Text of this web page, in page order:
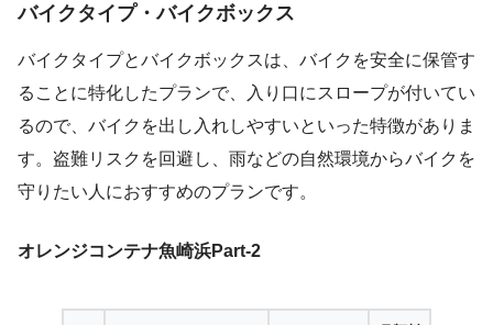
バイクタイプ・バイクボックス
バイクタイプとバイクボックスは、バイクを安全に保管す
ることに特化したプランで、入り口にスロープが付いてい
るので、バイクを出し入れしやすいといった特徴がありま
す。盗難リスクを回避し、雨などの自然環境からバイクを
守りたい人におすすめのプランです。
オレンジコンテナ魚崎浜Part-2